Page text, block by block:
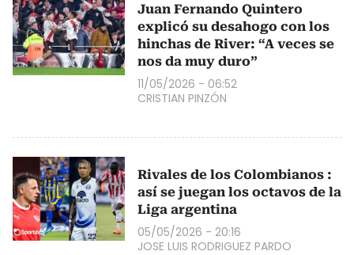
Juan Fernando Quintero
explicó su desahogo con los
hinchas de River: “A veces se
nos da muy duro”
11/05/2026 - 06:52
CRISTIAN PINZÓN
Rivales de los Colombianos :
así se juegan los octavos de la
Liga argentina
05/05/2026 - 20:16
JOSE LUIS RODRIGUEZ PARDO